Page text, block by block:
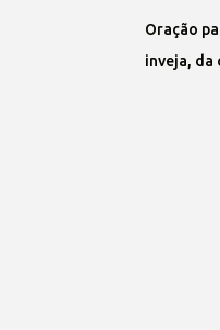
Oração
inveja, da